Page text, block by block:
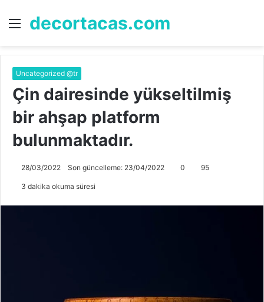
Menü
decortacas.com
...
Uncategorized @tr
Çin dairesinde yükseltilmiş
bir ahşap platform
bulunmaktadır.
28/03/2022 Son güncelleme: 23/04/2022 0 95
3 dakika okuma süresi